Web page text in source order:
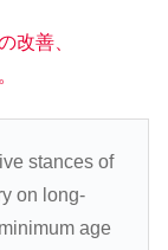
改善、
stances of
on long-
age